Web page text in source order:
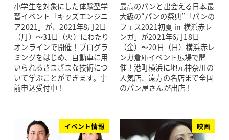
小学生を対象にした体験型学
習イベント「キッズエンジニ
ア2021」が、2021年8月2日
（月）～31日（火）にわたり
オンラインで開催！プログラ
ミングをはじめ、自動車に用
いられるさまざまな技術につ
いて学ぶことができます。事
前申込受付中！
最高のパンと出会える日本最
大級の“パンの祭典”「パンの
フェス2021初夏 in 横浜赤レ
ンガ」が2021年6月18日
（金）〜20日（日）横浜赤レ
ンガ倉庫イベント広場で開
催！港町横浜に地元神奈川の
人気店、遠方の名店まで全国
のパン屋さんが出店！
イベント情報 映画